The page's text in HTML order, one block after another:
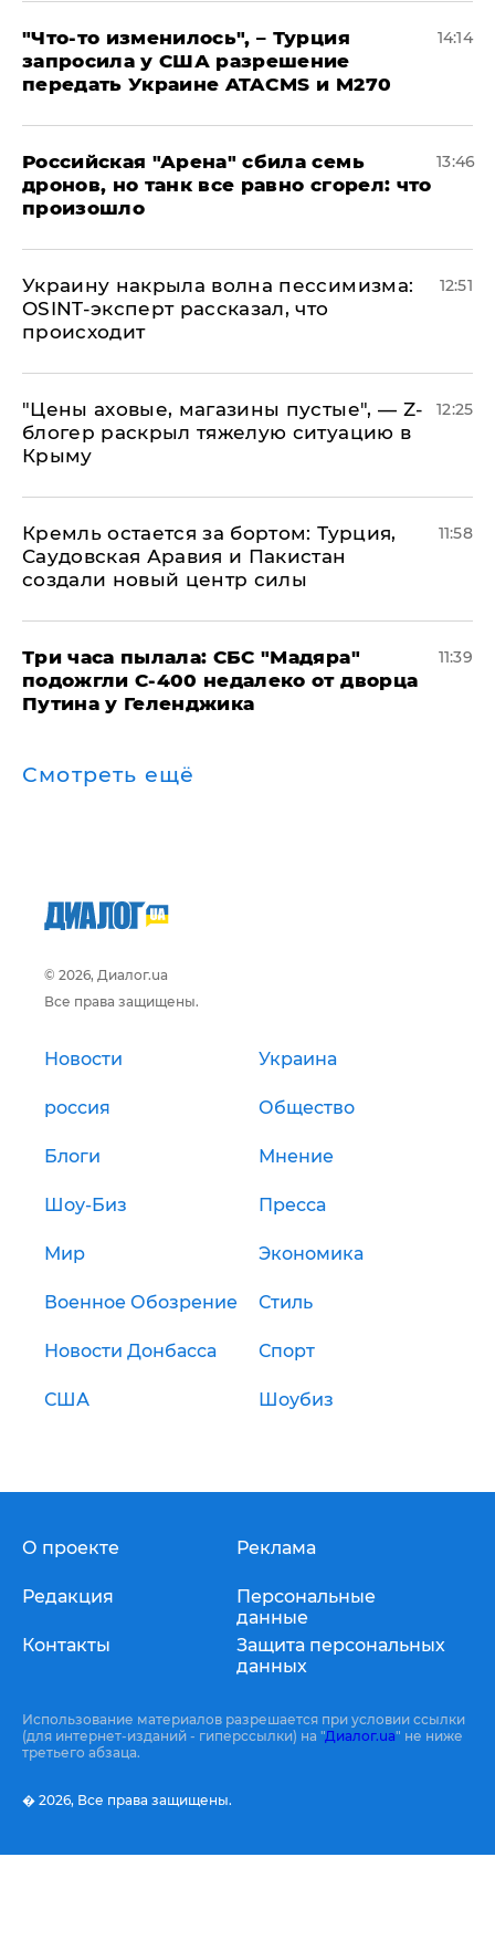
​"Что-то изменилось", – Турция
запросила у США разрешение
передать Украине ATACMS и M270
14:14
​Российская "Арена" сбила семь
дронов, но танк все равно сгорел: что
произошло
13:46
​Украину накрыла волна пессимизма:
OSINT-эксперт рассказал, что
происходит
12:51
​"Цены аховые, магазины пустые", — Z-
блогер раскрыл тяжелую ситуацию в
Крыму
12:25
​Кремль остается за бортом: Турция,
Саудовская Аравия и Пакистан
создали новый центр силы
11:58
Три часа пылала: СБС "Мадяра"
подожгли С-400 недалеко от дворца
Путина у Геленджика
11:39
Смотреть ещё
© 2026, Диалог.ua
Все права защищены.
Новости Украина
россия Общество
Блоги Мнение
Шоу-Биз Пресса
Мир Экономика
Военное Обозрение Стиль
Новости Донбасса Спорт
США Шоубиз
О проекте
Редакция
Контакты
Реклама
Персональные
данные
Защита персональных
данных
Использование материалов разрешается при условии ссылки
(для интернет-изданий - гиперссылки) на "Диалог.ua" не ниже
третьего абзаца.
� 2026, Все права защищены.